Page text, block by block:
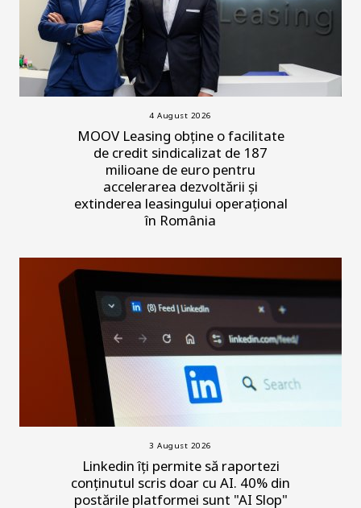
4 August 2026
MOOV Leasing obține o facilitate
de credit sindicalizat de 187
milioane de euro pentru
accelerarea dezvoltării și
extinderea leasingului operațional
în România
3 August 2026
Linkedin îți permite să raportezi
conținutul scris doar cu AI. 40% din
postările platformei sunt "AI Slop"